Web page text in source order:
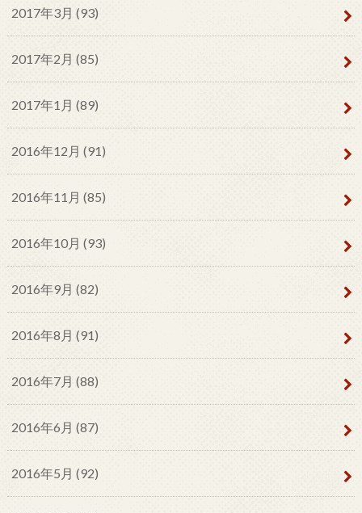
2017年3月 (93)
2017年2月 (85)
2017年1月 (89)
2016年12月 (91)
2016年11月 (85)
2016年10月 (93)
2016年9月 (82)
2016年8月 (91)
2016年7月 (88)
2016年6月 (87)
2016年5月 (92)